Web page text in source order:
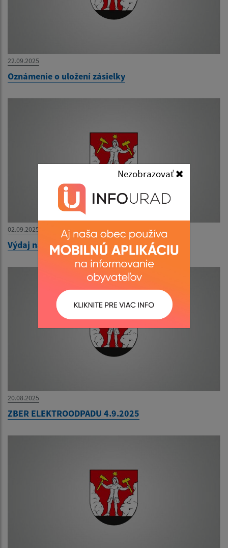
Nezobrazovať
22.09.2025
Oznámenie o uložení zásielky
02.09.2025
Výdaj naturálií AGROSPOL HONCE 2025
20.08.2025
ZBER ELEKTROODPADU 4.9.2025